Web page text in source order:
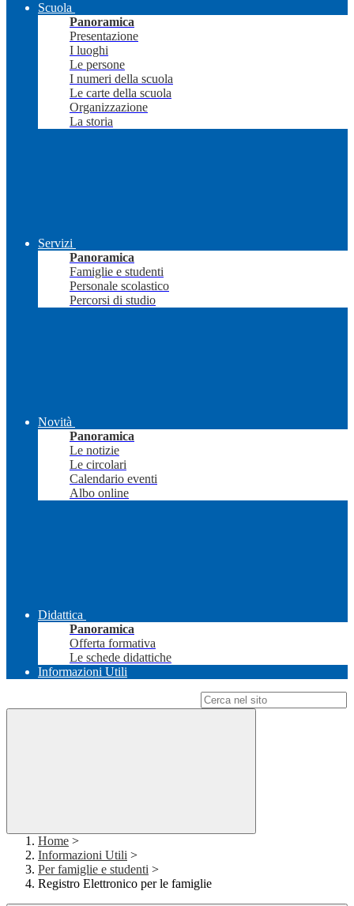
Scuola
Panoramica
Presentazione
I luoghi
Le persone
I numeri della scuola
Le carte della scuola
Organizzazione
La storia
Servizi
Panoramica
Famiglie e studenti
Personale scolastico
Percorsi di studio
Novità
Panoramica
Le notizie
Le circolari
Calendario eventi
Albo online
Didattica
Panoramica
Offerta formativa
Le schede didattiche
Informazioni Utili
Home >
Informazioni Utili >
Per famiglie e studenti >
Registro Elettronico per le famiglie